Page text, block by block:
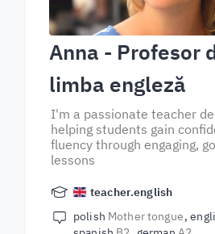
Anna - Profesor
limba engleză
I'm a passionate teacher
helping students gain
fluency through engaging,
lessons
teacher.english
polish Mother tongue